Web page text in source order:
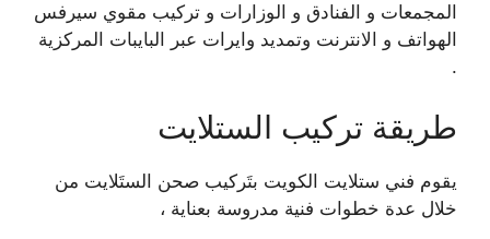
المجمعات و الفنادق و الوزارات و تركيب مقوي سيرفس
الهواتف و الانترنت وتمديد وايرات عبر البايبات المركزية
.
طريقة تركيب الستلايت
يقوم فني ستلايت الكويت بتَركيب صحن الستَلايت من
خلال عدة خطوات فنية مدروسة بعناية ،